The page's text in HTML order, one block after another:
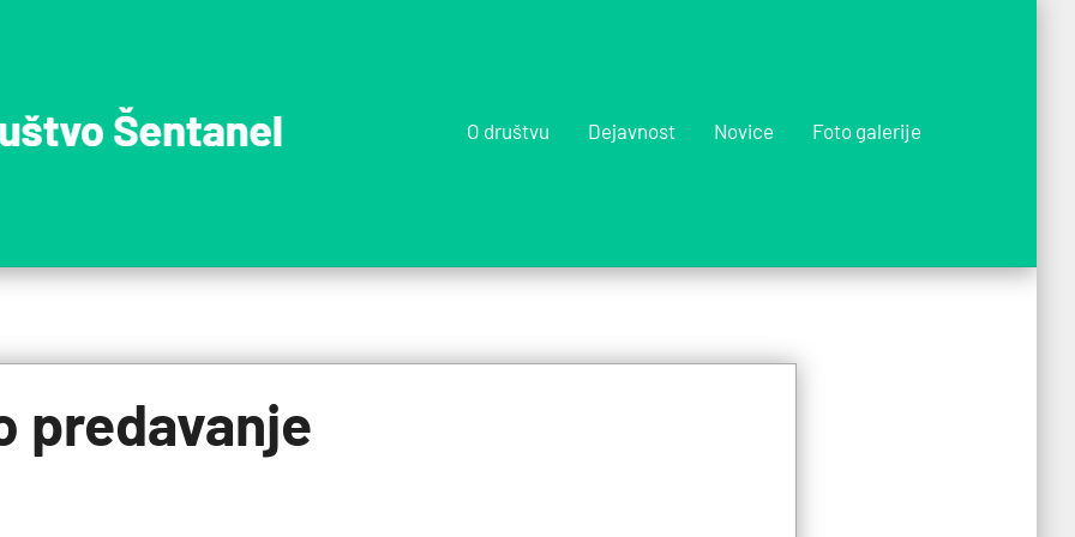
Šentanel
O društvu Dejavnost Novice Foto galerije
predavanje